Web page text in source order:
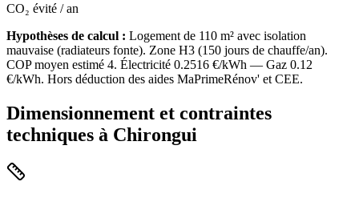
CO₂ évité / an
Hypothèses de calcul : Logement de 110 m² avec isolation
mauvaise (radiateurs fonte). Zone H3 (150 jours de chauffe/an).
COP moyen estimé 4. Électricité 0.2516 €/kWh — Gaz 0.12
€/kWh. Hors déduction des aides MaPrimeRénov' et CEE.
Dimensionnement et contraintes
techniques à Chirongui